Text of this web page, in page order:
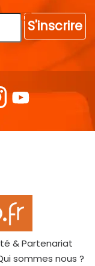
S'inscrire
& Partenariat
sommes nous ?